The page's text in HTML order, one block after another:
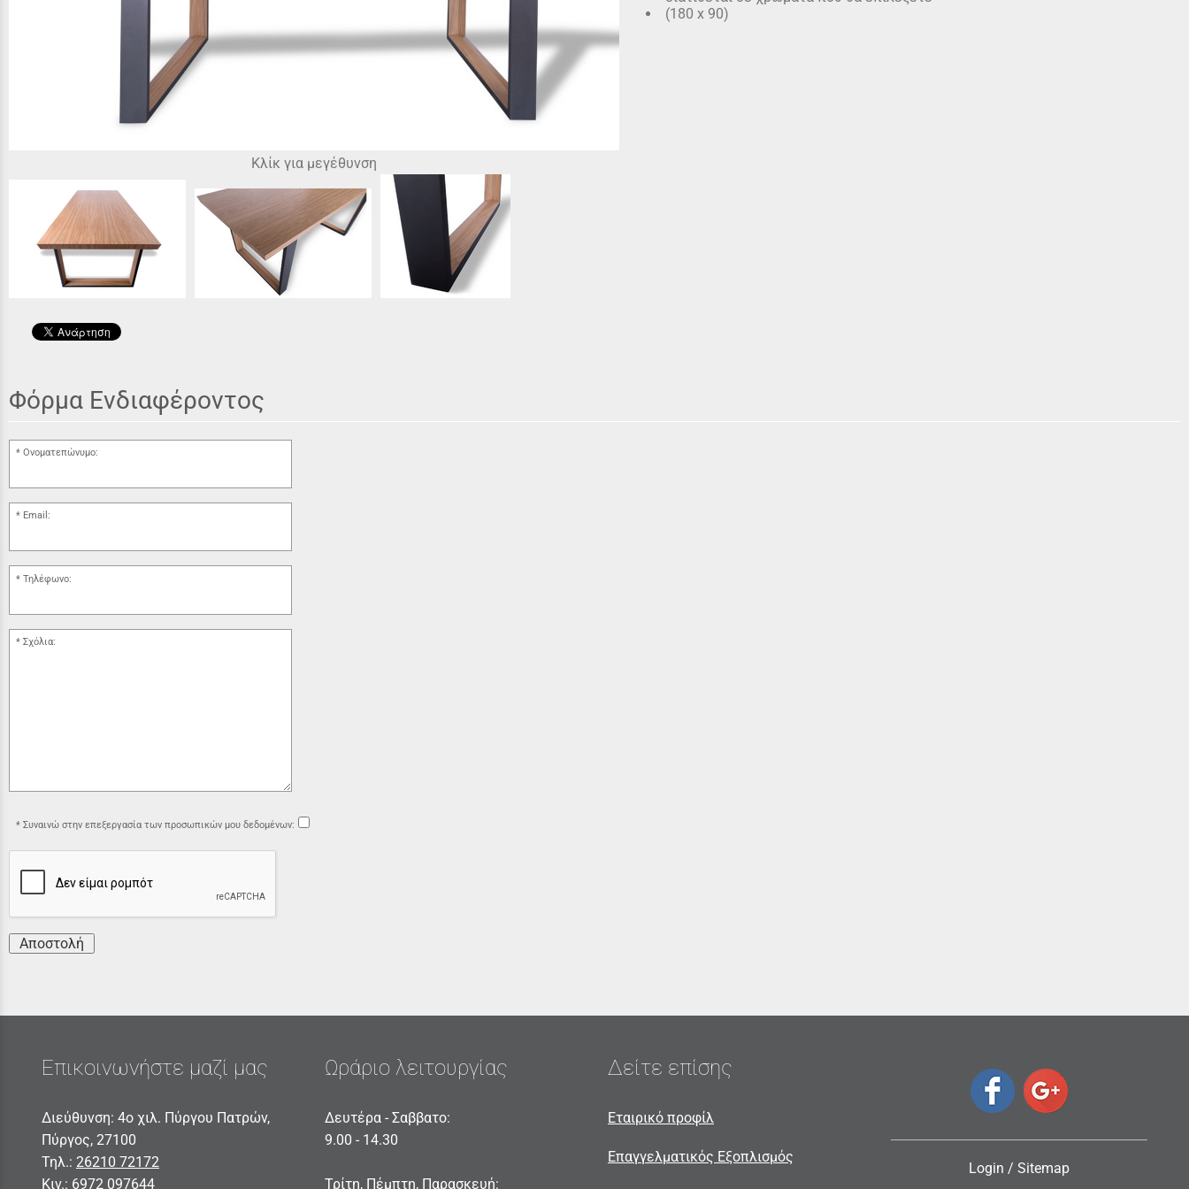
Κλίκ για μεγέθυνση
(180 x 90)
Φόρμα Ενδιαφέροντος
Ονοματεπώνυμο:
Email:
Τηλέφωνο:
Σχόλια:
Συναινώ στην επεξεργασία των προσωπικών μου δεδομένων:
Αποστολή
Επικοινωνήστε μαζί μας
Διεύθυνση: 4ο χιλ. Πύργου Πατρών,
Πύργος, 27100
Τηλ.: 26210 72172
Κιν.: 6972 097644
Ωράριο λειτουργίας
Δευτέρα - Σαββατο:
9.00 - 14.30
Τρίτη, Πέμπτη, Παρασκευή:
Δείτε επίσης
Εταιρικό προφίλ
Επαγγελματικός Εξοπλισμός
Login / Sitemap